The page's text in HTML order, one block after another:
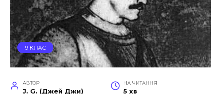
9 КЛАС
АВТОР
J. G. (Джей Джи)
НА ЧИТАННЯ
5 хв